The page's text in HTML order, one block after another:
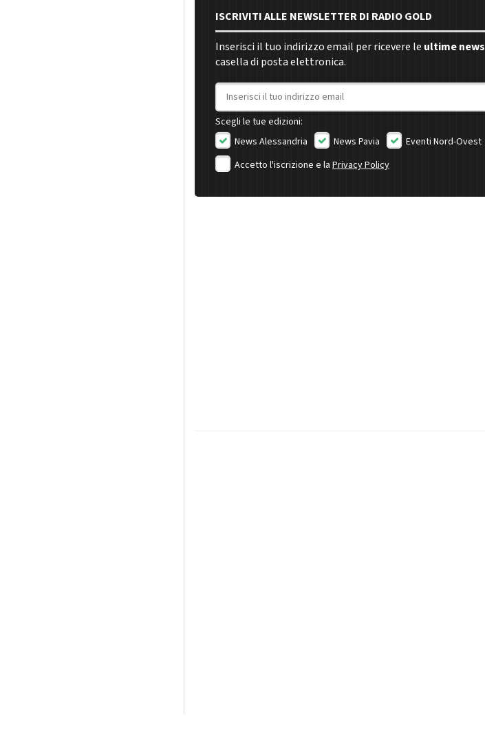
ISCRIVITI ALLE NEWSLETTER DI RADIO GOLD
Inserisci il tuo indirizzo email per ricevere le ultime news
casella di posta elettronica.
Indirizzo email
Scegli le tue edizioni:
News Alessandria
News Pavia
Eventi Nord-Ovest
Accetto l'iscrizione e la Privacy Policy